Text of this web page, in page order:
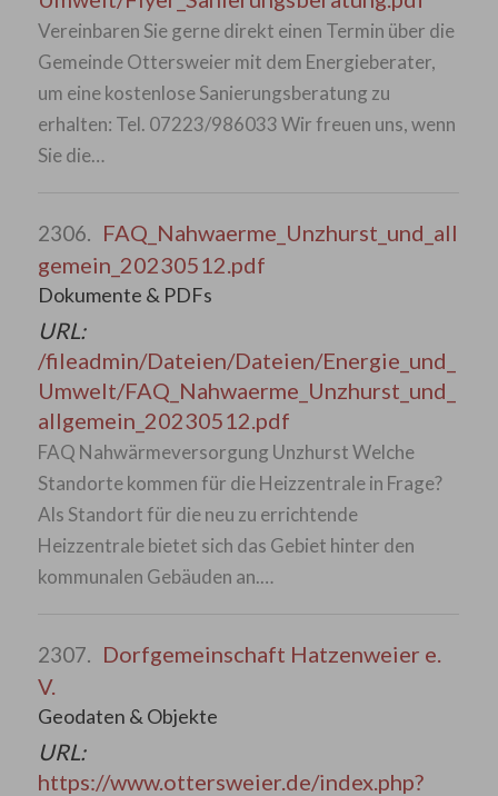
Vereinbaren Sie gerne direkt einen Termin über die
Gemeinde Ottersweier mit dem Energieberater,
um eine kostenlose Sanierungsberatung zu
erhalten: Tel. 07223/986033 Wir freuen uns, wenn
Sie die…
2306. FAQ_Nahwaerme_Unzhurst_und_all
gemein_20230512.pdf
Dokumente & PDFs
URL:
/fileadmin/Dateien/Dateien/Energie_und_
Umwelt/FAQ_Nahwaerme_Unzhurst_und_
allgemein_20230512.pdf
FAQ Nahwärmeversorgung Unzhurst Welche
Standorte kommen für die Heizzentrale in Frage?
Als Standort für die neu zu errichtende
Heizzentrale bietet sich das Gebiet hinter den
kommunalen Gebäuden an.…
2307. Dorfgemeinschaft Hatzenweier e.
V.
Geodaten & Objekte
URL:
https://www.ottersweier.de/index.php?